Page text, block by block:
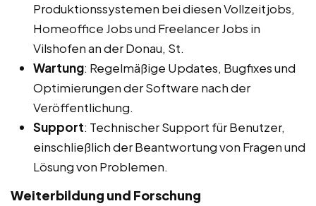
Produktionssystemen bei diesen Vollzeitjobs,
Homeoffice Jobs und Freelancer Jobs in
Vilshofen an der Donau, St.
Wartung: Regelmäßige Updates, Bugfixes und
Optimierungen der Software nach der
Veröffentlichung.
Support: Technischer Support für Benutzer,
einschließlich der Beantwortung von Fragen und
Lösung von Problemen.
Weiterbildung und Forschung